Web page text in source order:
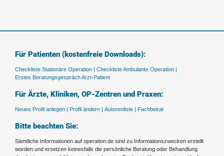
Für Patienten (kostenfreie Downloads):
Checkliste Stationäre Operation | Checkliste Ambulante Operation |
Erstes Beratungsgespräch Arzt-Patient
Für Ärzte, Kliniken, OP-Zentren und Praxen:
Neues Profil anlegen | Profil ändern | Autorenliste | Fachbeirat
Bitte beachten Sie:
Sämtliche Informationen auf operation.de sind zu Informationszwecken erstellt
worden und ersetzen keinesfalls die persönliche Beratung oder Behandlung